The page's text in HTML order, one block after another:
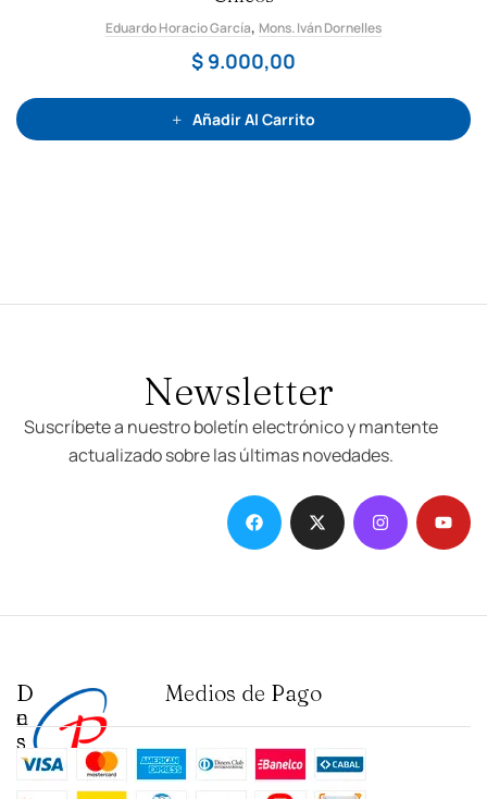
d
o
o
n
d
5
Eduardo Horacio García, Mons. Iván Dornelles
$ 9.000,00
Añadir Al Carrito
Newsletter
Suscríbete a nuestro boletín electrónico y mantente
actualizado sobre las últimas novedades.
D
e
s
t
a
I
n
s
t
i
Medios de Pago